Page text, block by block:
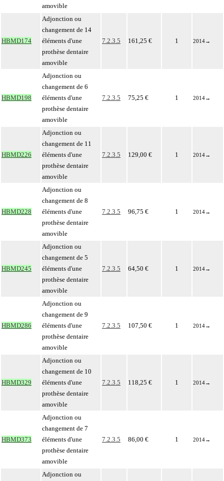
amovible
HBMD174
Adjonction ou
changement de 14
éléments d'une
prothèse dentaire
amovible
7.2.3.5 161,25 € 1 2014→
HBMD198
Adjonction ou
changement de 6
éléments d'une
prothèse dentaire
amovible
7.2.3.5 75,25 € 1 2014→
HBMD226
Adjonction ou
changement de 11
éléments d'une
prothèse dentaire
amovible
7.2.3.5 129,00 € 1 2014→
HBMD228
Adjonction ou
changement de 8
éléments d'une
prothèse dentaire
amovible
7.2.3.5 96,75 € 1 2014→
HBMD245
Adjonction ou
changement de 5
éléments d'une
prothèse dentaire
amovible
7.2.3.5 64,50 € 1 2014→
HBMD286
Adjonction ou
changement de 9
éléments d'une
prothèse dentaire
amovible
7.2.3.5 107,50 € 1 2014→
HBMD329
Adjonction ou
changement de 10
éléments d'une
prothèse dentaire
amovible
7.2.3.5 118,25 € 1 2014→
HBMD373
Adjonction ou
changement de 7
éléments d'une
prothèse dentaire
amovible
7.2.3.5 86,00 € 1 2014→
Adjonction ou